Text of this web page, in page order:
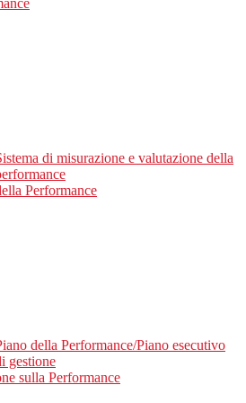
di misurazione e valutazione della
Performance
della Performance/Piano esecutivo
gestione
sulla Performance